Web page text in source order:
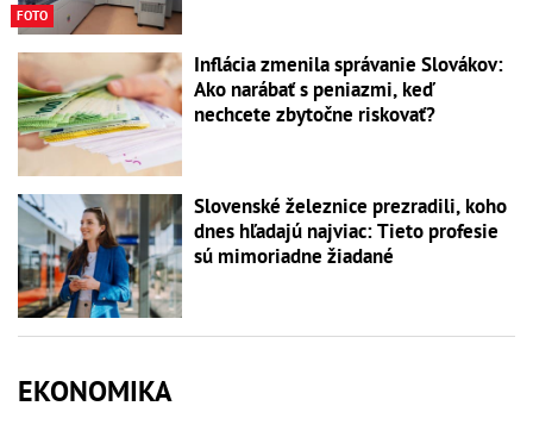
FOTO
Inflácia zmenila správanie Slovákov:
Ako narábať s peniazmi, keď
nechcete zbytočne riskovať?
Slovenské železnice prezradili, koho
dnes hľadajú najviac: Tieto profesie
sú mimoriadne žiadané
EKONOMIKA